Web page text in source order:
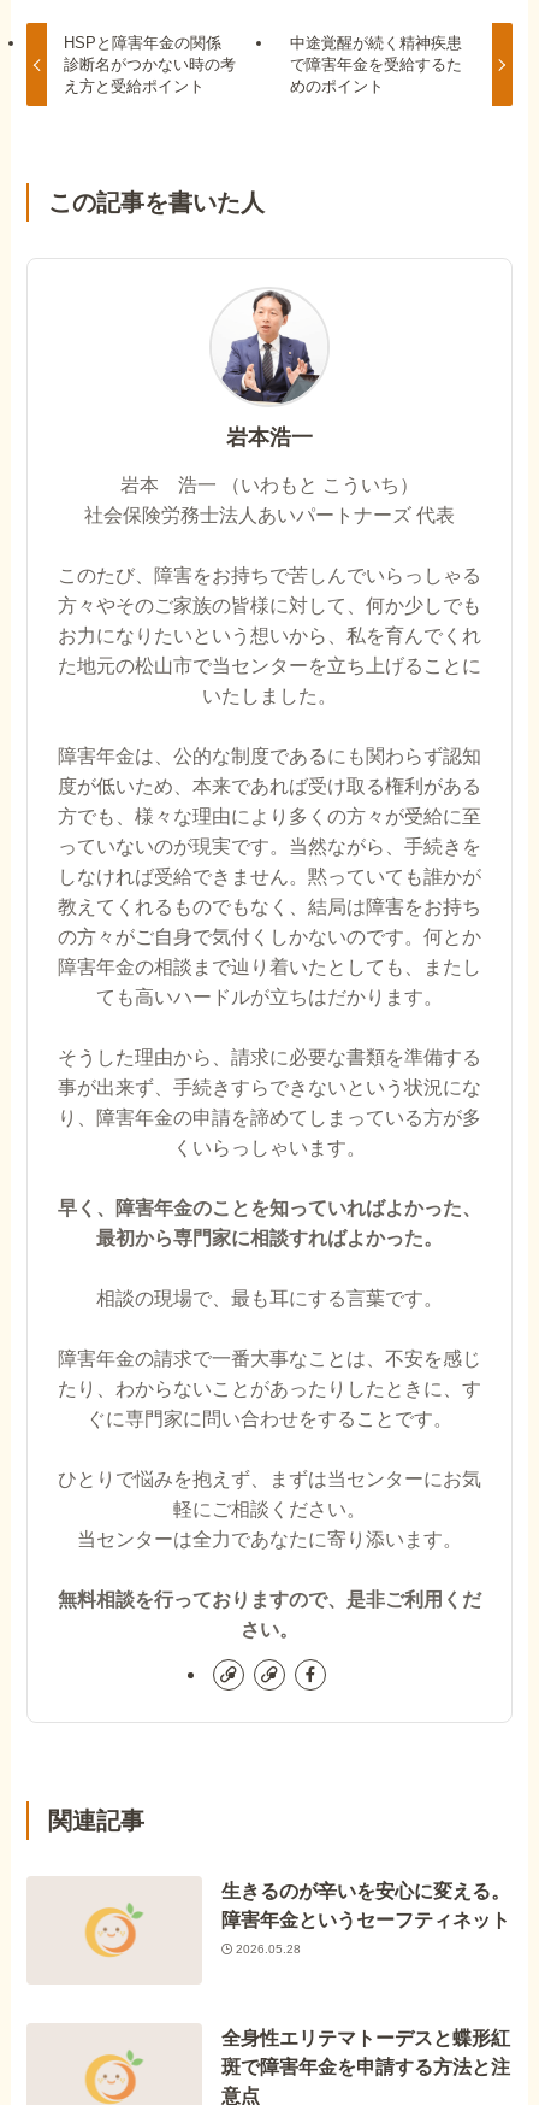
HSPと障害年金の関係
診断名がつかない時の考
え方と受給ポイント
中途覚醒が続く精神疾患
で障害年金を受給するた
めのポイント
この記事を書いた人
岩本浩一
岩本 浩一 （いわもと こういち）
社会保険労務士法人あいパートナーズ 代表
このたび、障害をお持ちで苦しんでいらっしゃる
方々やそのご家族の皆様に対して、何か少しでも
お力になりたいという想いから、私を育んでくれ
た地元の松山市で当センターを立ち上げることに
いたしました。
障害年金は、公的な制度であるにも関わらず認知
度が低いため、本来であれば受け取る権利がある
方でも、様々な理由により多くの方々が受給に至
っていないのが現実です。当然ながら、手続きを
しなければ受給できません。黙っていても誰かが
教えてくれるものでもなく、結局は障害をお持ち
の方々がご自身で気付くしかないのです。何とか
障害年金の相談まで辿り着いたとしても、またし
ても高いハードルが立ちはだかります。
そうした理由から、請求に必要な書類を準備する
事が出来ず、手続きすらできないという状況にな
り、障害年金の申請を諦めてしまっている方が多
くいらっしゃいます。
早く、障害年金のことを知っていればよかった、
最初から専門家に相談すればよかった。
相談の現場で、最も耳にする言葉です。
障害年金の請求で一番大事なことは、不安を感じ
たり、わからないことがあったりしたときに、す
ぐに専門家に問い合わせをすることです。
ひとりで悩みを抱えず、まずは当センターにお気
軽にご相談ください。
当センターは全力であなたに寄り添います。
無料相談を行っておりますので、是非ご利用くだ
さい。
関連記事
生きるのが辛いを安心に変える。
障害年金というセーフティネット
2026.05.28
全身性エリテマトーデスと蝶形紅
斑で障害年金を申請する方法と注
意点